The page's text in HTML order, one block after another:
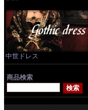
中世ドレス
商品検索